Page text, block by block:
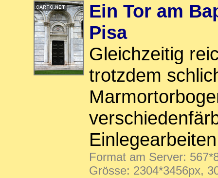
Ein Tor am
Pisa
Gleichzeitig
trotzdem
Format am Server:
Grösse: 2304*3456px,